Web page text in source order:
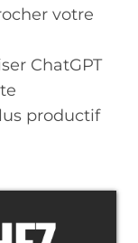
votre
ChatGPT
productif